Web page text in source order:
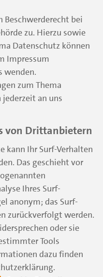
Beschwerderecht bei
zu. Hierzu sowie
Datenschutz können
Impressum
wenden.
zum Thema
jederzeit an uns
von Drittanbietern
kann Ihr Surf-Verhalten
Das geschieht vor
Ihres Surf-
anonym; das Surf-
zurückverfolgt werden.
oder sie
Tools
dazu finden